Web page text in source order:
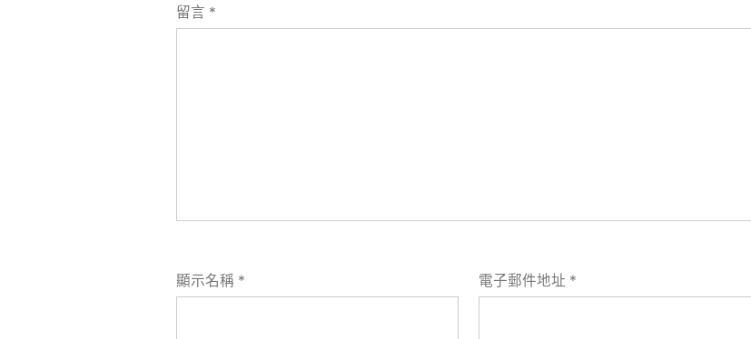
留言 *
顯示名稱 * 電子郵件地址 *